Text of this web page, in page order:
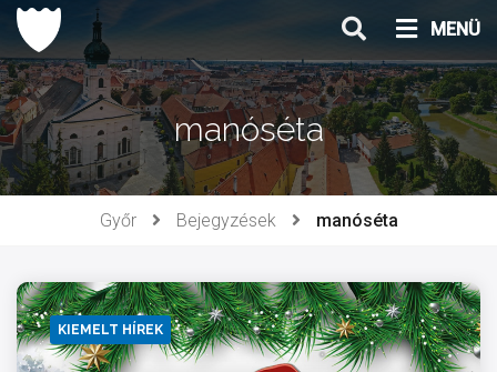
Ugrás
tartalomhoz
MENÜ
manóséta
Győr Bejegyzések manóséta
KIEMELT HÍREK